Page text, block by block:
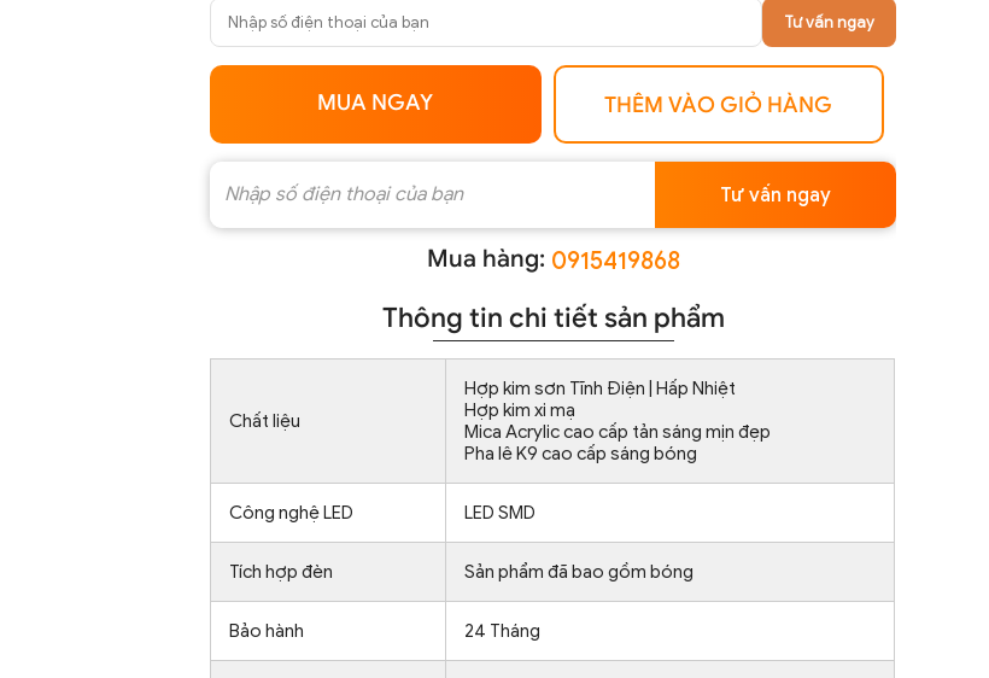
Tư vấn ngay
MUA NGAY THÊM VÀO GIỎ HÀNG
Tư vấn ngay
Mua hàng: 0915419868
Thông tin chi tiết sản phẩm
Chất liệu
Hợp kim sơn Tĩnh Điện | Hấp Nhiệt
Hợp kim xi mạ
Mica Acrylic cao cấp tản sáng mịn đẹp
Pha lê K9 cao cấp sáng bóng
Công nghệ LED LED SMD
Tích hợp đèn Sản phẩm đã bao gồm bóng
Bảo hành 24 Tháng